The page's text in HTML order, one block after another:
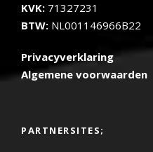
KVK: 71327231
BTW: NL001146966B22
Privacyverklaring
Algemene voorwaarden
PARTNERSITES;